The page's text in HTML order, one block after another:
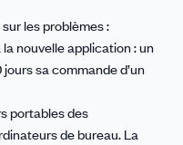
les problèmes :
nouvelle application : un
sa commande d’un
portables des
de bureau. La